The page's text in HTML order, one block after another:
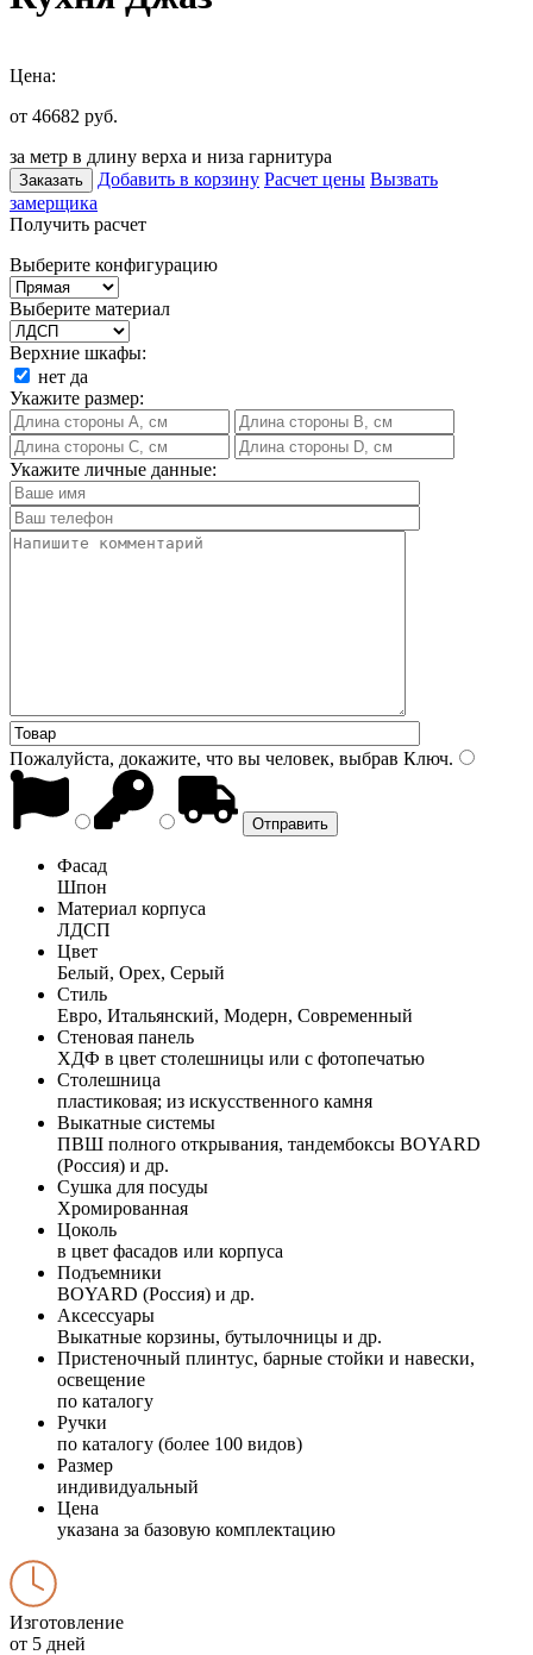
Цена:
от 46682 руб.
за метр в длину верха и низа гарнитура
Заказать Добавить в корзину Расчет цены Вызвать
замерщика
Получить расчет
Выберите конфигурацию
Выберите материал
Верхние шкафы:
нет да
Укажите размер:
Укажите личные данные:
Пожалуйста, докажите, что вы человек, выбрав Ключ.
Фасад
Шпон
Материал корпуса
ЛДСП
Цвет
Белый, Орех, Серый
Стиль
Евро, Итальянский, Модерн, Современный
Стеновая панель
ХДФ в цвет столешницы или с фотопечатью
Столешница
пластиковая; из искусственного камня
Выкатные системы
ПВШ полного открывания, тандембоксы BOYARD
(Россия) и др.
Сушка для посуды
Хромированная
Цоколь
в цвет фасадов или корпуса
Подъемники
BOYARD (Россия) и др.
Аксессуары
Выкатные корзины, бутылочницы и др.
Пристеночный плинтус, барные стойки и навески,
освещение
по каталогу
Ручки
по каталогу (более 100 видов)
Размер
индивидуальный
Цена
указана за базовую комплектацию
Изготовление
от 5 дней